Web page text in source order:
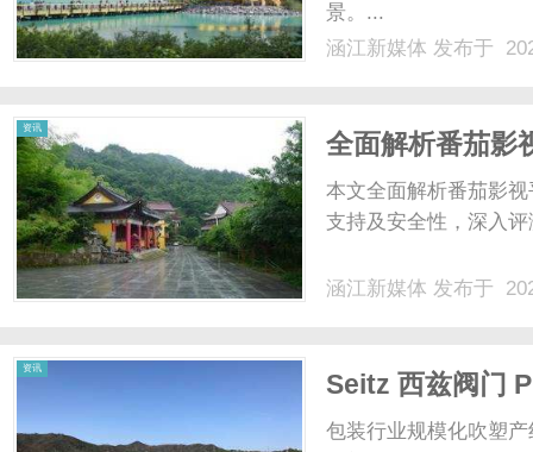
景。...
涵江新媒体 发布于
资讯
全面解析番茄影
本文全面解析番茄影
支持及安全性，深入
涵江新媒体 发布于
资讯
Seitz 西兹阀门
线
包装行业规模化吹塑